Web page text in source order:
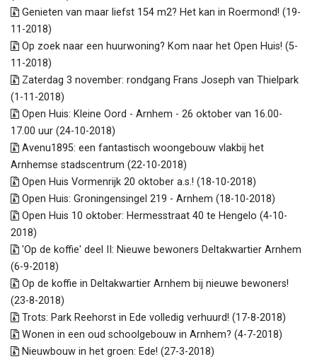
Genieten van maar liefst 154 m2? Het kan in Roermond! (19-
11-2018)
Op zoek naar een huurwoning? Kom naar het Open Huis! (5-
11-2018)
Zaterdag 3 november: rondgang Frans Joseph van Thielpark
(1-11-2018)
Open Huis: Kleine Oord - Arnhem - 26 oktober van 16.00-
17.00 uur (24-10-2018)
Avenu1895: een fantastisch woongebouw vlakbij het
Arnhemse stadscentrum (22-10-2018)
Open Huis Vormenrijk 20 oktober a.s.! (18-10-2018)
Open Huis: Groningensingel 219 - Arnhem (18-10-2018)
Open Huis 10 oktober: Hermesstraat 40 te Hengelo (4-10-
2018)
'Op de koffie' deel II: Nieuwe bewoners Deltakwartier Arnhem
(6-9-2018)
Op de koffie in Deltakwartier Arnhem bij nieuwe bewoners!
(23-8-2018)
Trots: Park Reehorst in Ede volledig verhuurd! (17-8-2018)
Wonen in een oud schoolgebouw in Arnhem? (4-7-2018)
Nieuwbouw in het groen: Ede! (27-3-2018)